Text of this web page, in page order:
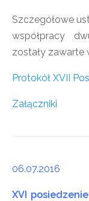
Szczegółowe
współpracy
zostały zawarte
Protokół XVII
Załączniki
06.07.2016
XVI